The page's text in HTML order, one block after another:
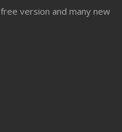
version and many new